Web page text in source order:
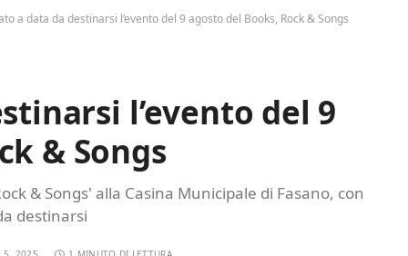
a data da destinarsi l’evento del 9 agosto del Books, Rock & Songs
l’evento del 9
& Songs
& Songs' alla Casina Municipale di Fasano, con
destinarsi